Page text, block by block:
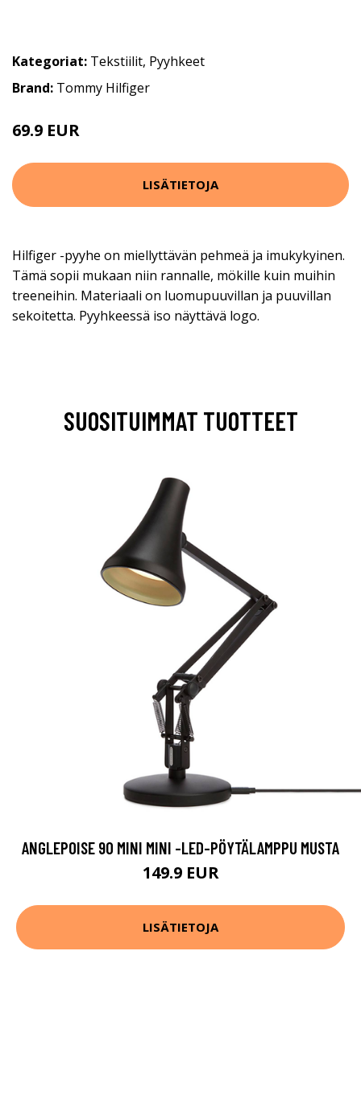
Kategoriat: Tekstiilit, Pyyhkeet
Brand: Tommy Hilfiger
69.9 EUR
LISÄTIETOJA
Hilfiger -pyyhe on miellyttävän pehmeä ja imukykyinen.
Tämä sopii mukaan niin rannalle, mökille kuin muihin
treeneihin. Materiaali on luomupuuvillan ja puuvillan
sekoitetta. Pyyhkeessä iso näyttävä logo.
SUOSITUIMMAT TUOTTEET
ANGLEPOISE 90 MINI MINI -LED-PÖYTÄLAMPPU MUSTA
149.9 EUR
LISÄTIETOJA